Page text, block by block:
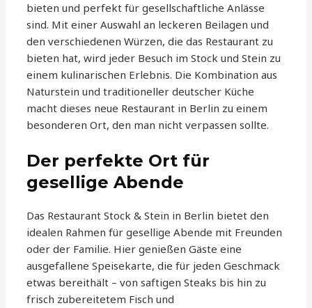
bieten und perfekt für gesellschaftliche Anlässe
sind. Mit einer Auswahl an leckeren Beilagen und
den verschiedenen Würzen, die das Restaurant zu
bieten hat, wird jeder Besuch im Stock und Stein zu
einem kulinarischen Erlebnis. Die Kombination aus
Naturstein und traditioneller deutscher Küche
macht dieses neue Restaurant in Berlin zu einem
besonderen Ort, den man nicht verpassen sollte.
Der perfekte Ort für
gesellige Abende
Das Restaurant Stock & Stein in Berlin bietet den
idealen Rahmen für gesellige Abende mit Freunden
oder der Familie. Hier genießen Gäste eine
ausgefallene Speisekarte, die für jeden Geschmack
etwas bereithält – von saftigen Steaks bis hin zu
frisch zubereitetem Fisch und